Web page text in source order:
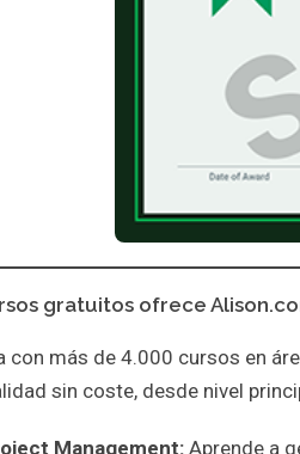
gratuitos ofrece
con más de 4.000 cursos en
sin coste, desde nivel
Management: Aprende a